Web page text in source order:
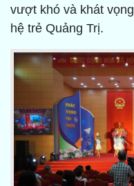
vượt khó và khát
hệ trẻ Quảng Trị.